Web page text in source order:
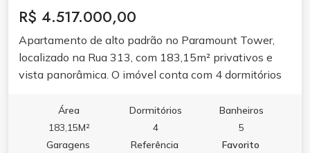
R$ 4.517.000,00
Apartamento de alto padrão no Paramount Tower,
localizado na Rua 313, com 183,15m² privativos e
vista panorâmica. O imóvel conta com 4 dormitórios
269,5m² de área total. O apartamento entrega living
amplo com acabamento em gesso, sacada com
churrasqueira e vista panorâmica, integrando lazer e
Área
183,15M²
Dormitórios
4
Banheiros
5
Garagens
Referência
Favorito